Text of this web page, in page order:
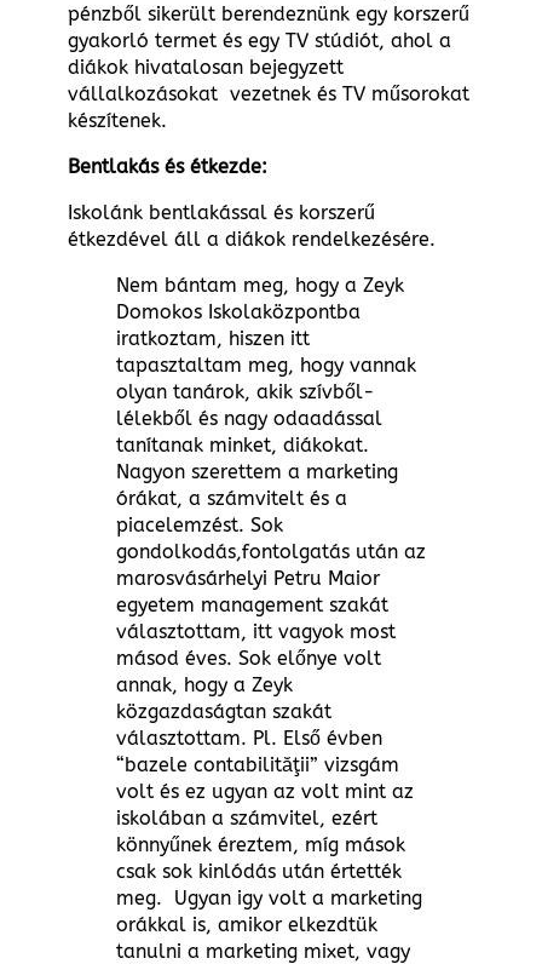
pénzből sikerült berendeznünk egy korszerű
gyakorló termet és egy TV stúdiót, ahol a
diákok hivatalosan bejegyzett
vállalkozásokat vezetnek és TV műsorokat
készítenek.
Bentlakás és étkezde:
Iskolánk bentlakással és korszerű
étkezdével áll a diákok rendelkezésére.
Nem bántam meg, hogy a Zeyk
Domokos Iskolaközpontba
iratkoztam, hiszen itt
tapasztaltam meg, hogy vannak
olyan tanárok, akik szívből-
lélekből és nagy odaadással
tanítanak minket, diákokat.
Nagyon szerettem a marketing
órákat, a számvitelt és a
piacelemzést. Sok
gondolkodás,fontolgatás után az
marosvásárhelyi Petru Maior
egyetem management szakát
választottam, itt vagyok most
másod éves. Sok előnye volt
annak, hogy a Zeyk
közgazdaságtan szakát
választottam. Pl. Első évben
“bazele contabilităţii” vizsgám
volt és ez ugyan az volt mint az
iskolában a számvitel, ezért
könnyűnek éreztem, míg mások
csak sok kinlódás után értették
meg. Ugyan igy volt a marketing
orákkal is, amikor elkezdtük
tanulni a marketing mixet, vagy